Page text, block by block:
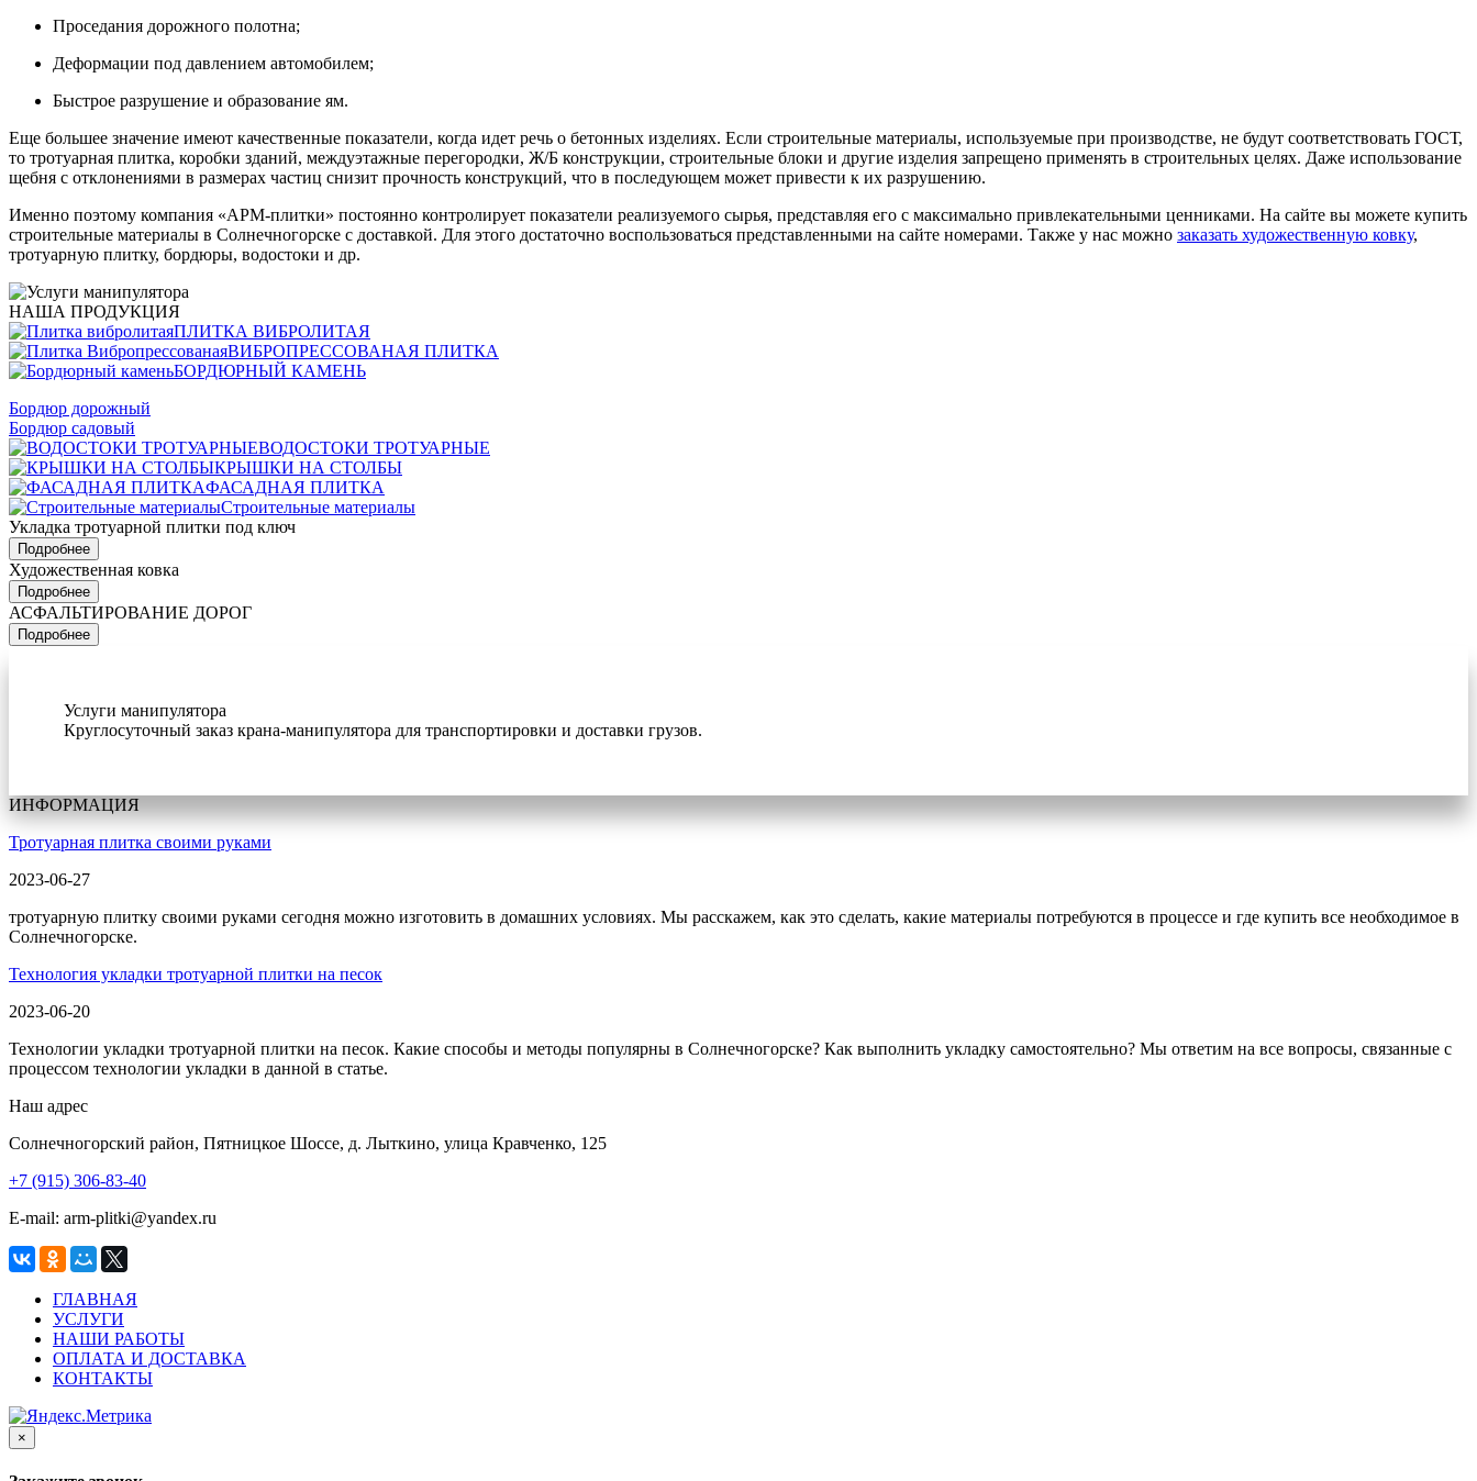
Проседания дорожного полотна;
Деформации под давлением автомобилем;
Быстрое разрушение и образование ям.
Еще большее значение имеют качественные показатели, когда идет речь о бетонных изделиях. Если строительные материалы, используемые при производстве, не будут соответствовать ГОСТ,
то тротуарная плитка, коробки зданий, междуэтажные перегородки, Ж/Б конструкции, строительные блоки и другие изделия запрещено применять в строительных целях. Даже использование
щебня с отклонениями в размерах частиц снизит прочность конструкций, что в последующем может привести к их разрушению.
Именно поэтому компания «АРМ-плитки» постоянно контролирует показатели реализуемого сырья, представляя его с максимально привлекательными ценниками. На сайте вы можете купить
строительные материалы в Солнечногорске с доставкой. Для этого достаточно воспользоваться представленными на сайте номерами. Также у нас можно заказать художественную ковку,
тротуарную плитку, бордюры, водостоки и др.
НАША ПРОДУКЦИЯ
ПЛИТКА ВИБРОЛИТАЯ
ВИБРОПРЕССОВАНАЯ ПЛИТКА
БОРДЮРНЫЙ КАМЕНЬ
Бордюр дорожный
Бордюр садовый
ВОДОСТОКИ ТРОТУАРНЫЕ
КРЫШКИ НА СТОЛБЫ
ФАСАДНАЯ ПЛИТКА
Строительные материалы
Укладка тротуарной плитки под ключ
Подробнее
Художественная ковка
Подробнее
АСФАЛЬТИРОВАНИЕ ДОРОГ
Подробнее
Услуги манипулятора
Круглосуточный заказ крана-манипулятора для транспортировки и доставки грузов.
ИНФОРМАЦИЯ
Тротуарная плитка своими руками
2023-06-27
тротуарную плитку своими руками сегодня можно изготовить в домашних условиях. Мы расскажем, как это сделать, какие материалы потребуются в процессе и где купить все необходимое в
Солнечногорске.
Технология укладки тротуарной плитки на песок
2023-06-20
Технологии укладки тротуарной плитки на песок. Какие способы и методы популярны в Солнечногорске? Как выполнить укладку самостоятельно? Мы ответим на все вопросы, связанные с
процессом технологии укладки в данной в статье.
Наш адрес
Солнечногорский район, Пятницкое Шоссе, д. Лыткино, улица Кравченко, 125
+7 (915) 306-83-40
E-mail: arm-plitki@yandex.ru
ГЛАВНАЯ
УСЛУГИ
НАШИ РАБОТЫ
ОПЛАТА И ДОСТАВКА
КОНТАКТЫ
×